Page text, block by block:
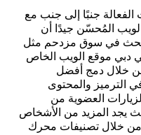
جنبًا إلى جنب مع
المُحسّن جيدًا أن
في سوق مزدحم مثل
موقع الويب الخاص
من خلال دمج أفضل
والمحتوى
العضوية من
يجد المزيد من الأشخاص
من خلال تصنيفات محرك